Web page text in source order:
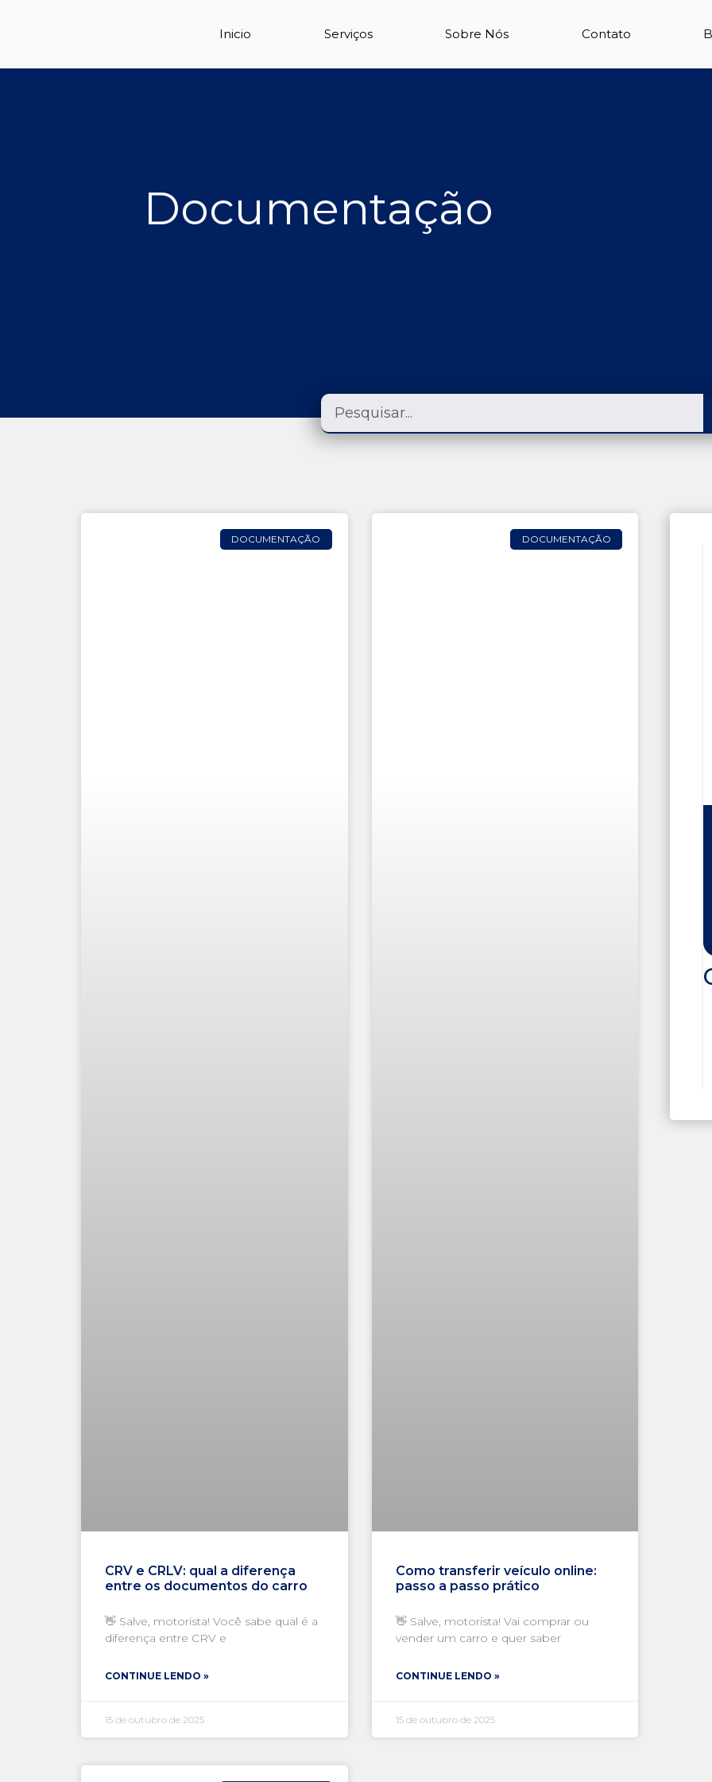
Inicio Serviços Sobre Nós Contato
Documentação
DOCUMENTAÇÃO
CRV e CRLV: qual a diferença
entre os documentos do carro
👋 Salve, motorista! Você sabe qual é a
diferença entre CRV e
CONTINUE LENDO »
15 de outubro de 2025
DOCUMENTAÇÃO
Como transferir veículo online:
passo a passo prático
👋 Salve, motorista! Vai comprar ou
vender um carro e quer saber
CONTINUE LENDO »
15 de outubro de 2025